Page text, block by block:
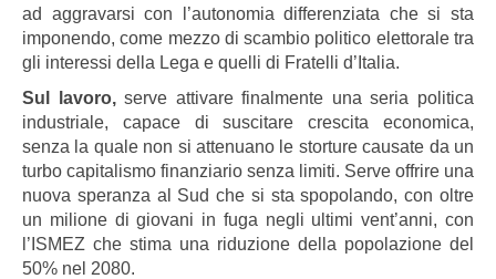
ad aggravarsi con l’autonomia differenziata che si sta
imponendo, come mezzo di scambio politico elettorale tra
gli interessi della Lega e quelli di Fratelli d’Italia.
Sul lavoro,serve attivare finalmente una seria politica
industriale, capace di suscitare crescita economica,
senza la quale non si attenuano le storture causate da un
turbo capitalismo finanziario senza limiti. Serve offrire una
nuova speranza al Sud che si sta spopolando, con oltre
un milione di giovani in fuga negli ultimi vent’anni, con
l’ISMEZ che stima una riduzione della popolazione del
50% nel 2080.